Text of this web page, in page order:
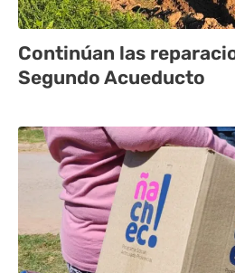
Continúan las
Segundo Acueducto